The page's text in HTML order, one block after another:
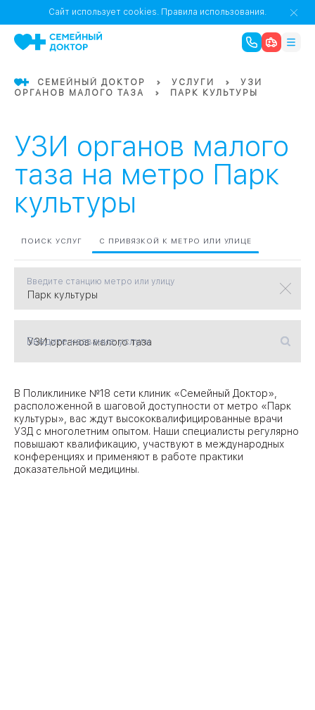
ЗАО
СЗАО 01
03
05
06
1 0
2
16
Бабушкинская
Теплый Стан Пражская
Академическая
Речной Вокзал
Академика
Сайт использует cookies. Правила использования.
СЕМЕЙНЫЙ ДОКТОР УСЛУГИ
УЗИ
ОРГАНОВ МАЛОГО ТАЗА
ПАРК КУЛЬТУРЫ
УЗИ органов малого
таза на метро Парк
культуры
ПОИСК УСЛУГ С ПРИВЯЗКОЙ К МЕТРО ИЛИ УЛИЦЕ
Введите станцию метро или улицу
Введите название услуги
В Поликлинике №18 сети клиник «Семейный Доктор»,
расположенной в шаговой доступности от метро «Парк
культуры», вас ждут высококвалифицированные врачи
УЗД с многолетним опытом. Наши специалисты регулярно
повышают квалификацию, участвуют в международных
конференциях и применяют в работе практики
доказательной медицины.